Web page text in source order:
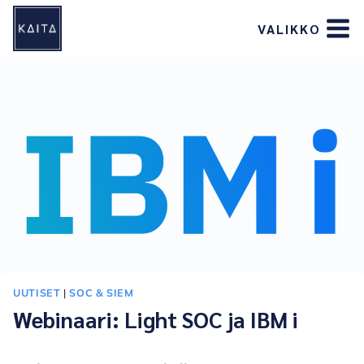
Siirry
sisältöön
VALIKKO
UUTISET |SOC & SIEM
Webinaari: Light SOC ja IBM i